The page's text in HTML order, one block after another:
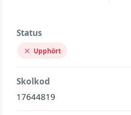
Status
Upphört
Skolkod
17644819